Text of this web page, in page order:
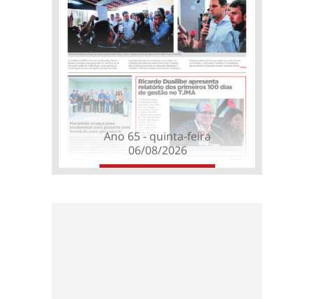
Ano 65 - quinta-feira
06/08/2026